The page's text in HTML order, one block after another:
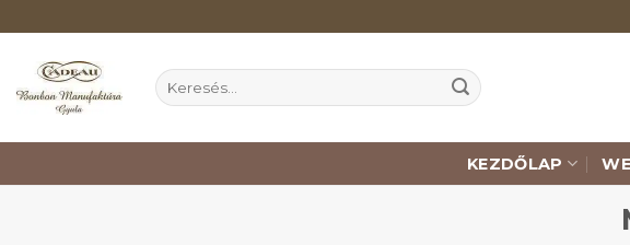
to
content
Keresés
a
KEZDŐLAP